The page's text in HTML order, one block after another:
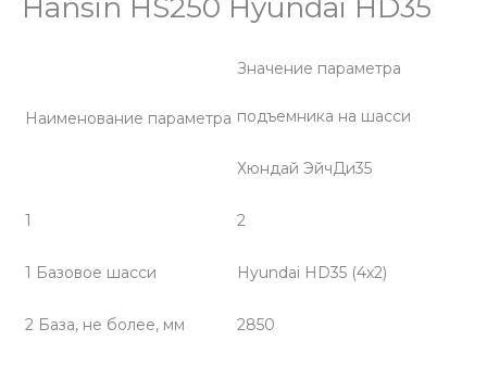
Hansin HS250 Hyundai HD35
Наименование параметра
Значение параметра
подъемника на шасси
Хюндай ЭйчДи35
1 2
1 Базовое шасси Hyundai HD35 (4x2)
2 База, не более, мм 2850